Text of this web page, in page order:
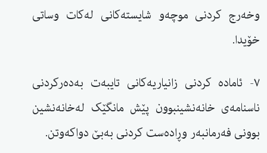
وخەرج کردنی موچەو شایستەکانی لەکات وساتی
خۆیدا.
٧- ئامادە کردنی زانیاریەکانی تایبەت بەدەرکردنی
ناسنامەی خانەنشینبوون پێش مانگێک لەخانەنشین
بوونی فەرمانبەر وڕادەست کردنی بەبێ دواکەوتن.